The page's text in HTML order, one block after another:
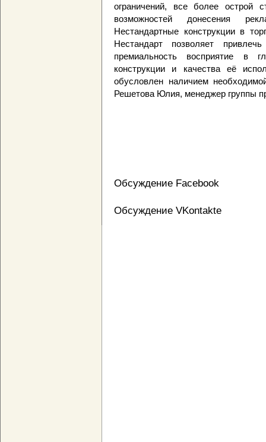
ограничений, все более острой
возможностей донесения
Нестандартные конструкции в
Нестандарт позволяет
премиальность восприятие в
конструкции и качества её
обусловлен наличием
Решетова Юлия, менеджер группы
Обсуждение Facebook
Обсуждение VKontakte